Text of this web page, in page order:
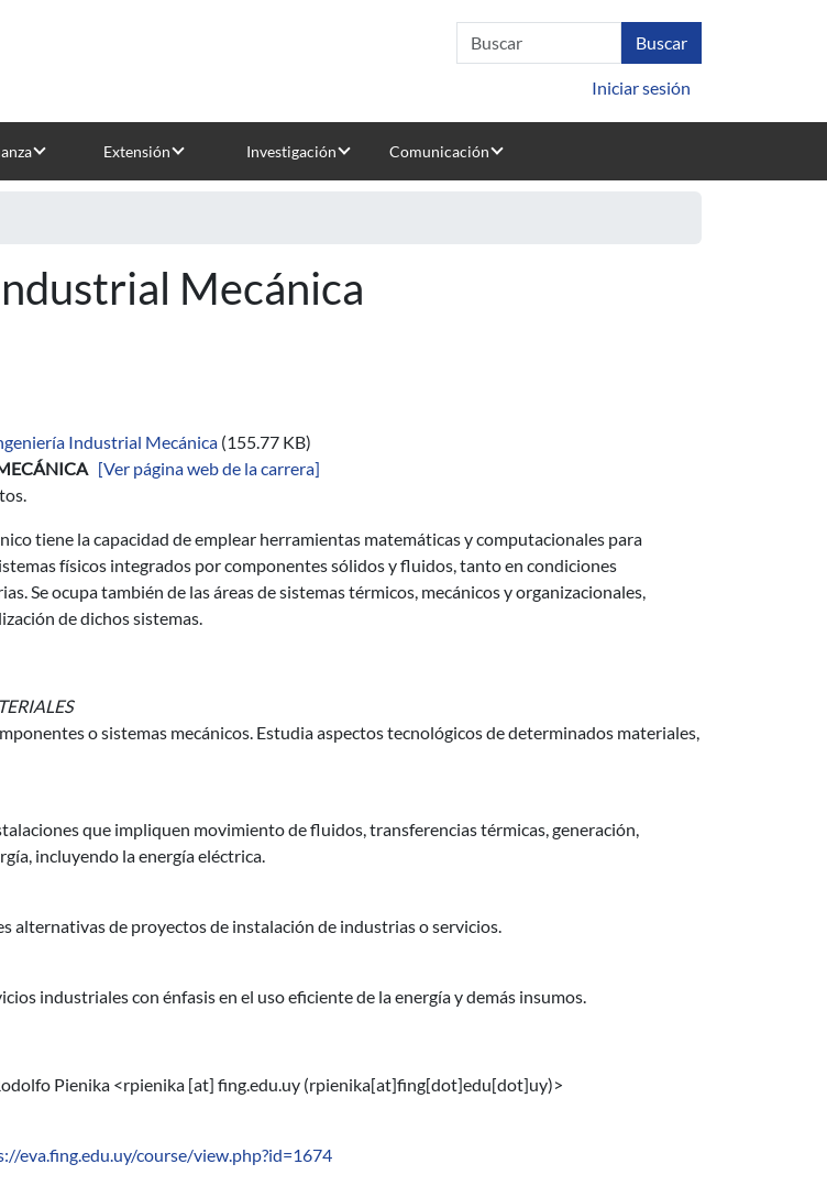
Iniciar sesión
Extensión Investigación Comunicación
Mecánica
Industrial Mecánica (155.77 KB)
[Ver página web de la carrera]
tiene la capacidad de emplear herramientas matemáticas y computacionales para
físicos integrados por componentes sólidos y fluidos, tanto en condiciones
Se ocupa también de las áreas de sistemas térmicos, mecánicos y organizacionales,
de dichos sistemas.
o sistemas mecánicos. Estudia aspectos tecnológicos de determinados materiales,
que impliquen movimiento de fluidos, transferencias térmicas, generación,
incluyendo la energía eléctrica.
alternativas de proyectos de instalación de industrias o servicios.
industriales con énfasis en el uso eficiente de la energía y demás insumos.
Pienika <rpienika [at] fing.edu.uy (rpienika[at]fing[dot]edu[dot]uy)>
eva.fing.edu.uy/course/view.php?id=1674